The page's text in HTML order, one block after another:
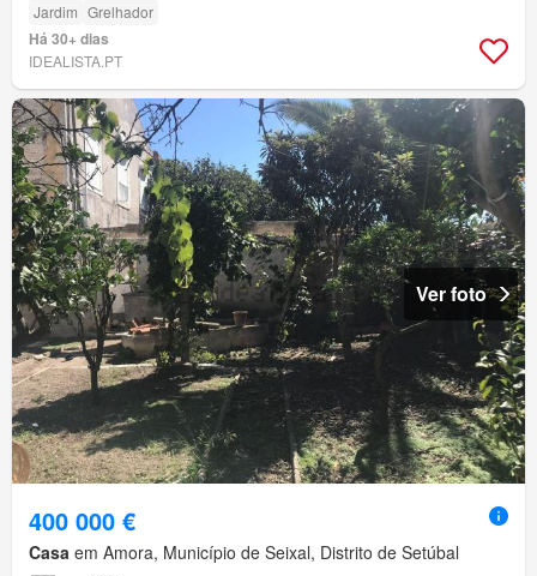
Jardim Grelhador
Há 30+ dias
IDEALISTA.PT
Ver foto
400 000 €
Casa em Amora, Município de Seixal, Distrito de Setúbal